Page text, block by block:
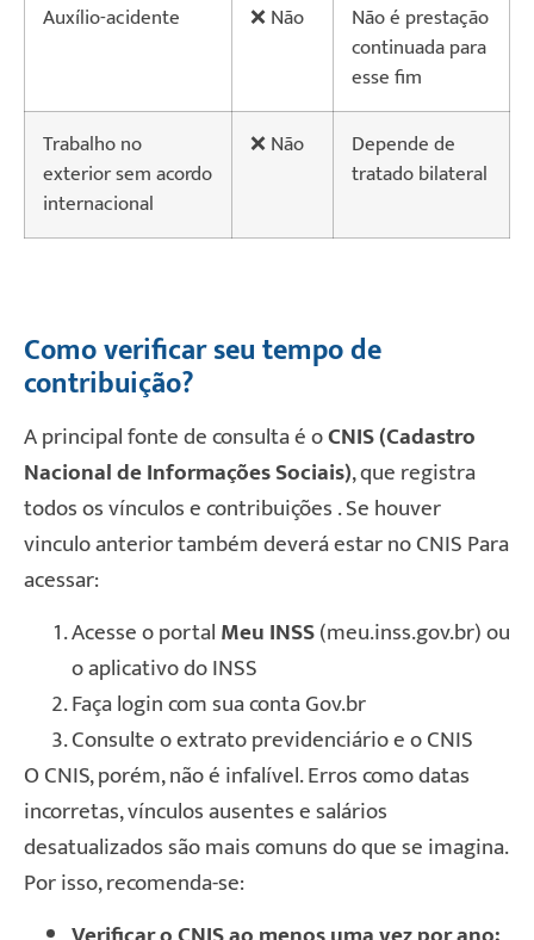
Auxílio-acidente
❌ Não
Não é prestação
continuada para
esse fim
Trabalho no
exterior sem acordo
internacional
❌ Não
Depende de
tratado bilateral
Como verificar seu tempo de
contribuição?
A principal fonte de consulta é oCNIS (Cadastro
Nacional de Informações Sociais), que registra
todos os vínculos e contribuições . Se houver
vinculo anterior também deverá estar no CNIS Para
acessar:
Acesse o portalMeu INSS(meu.inss.gov.br) ou
o aplicativo do INSS
Faça login com sua conta Gov.br
Consulte o extrato previdenciário e o CNIS
O CNIS, porém, não é infalível. Erros como datas
incorretas, vínculos ausentes e salários
desatualizados são mais comuns do que se imagina.
Por isso, recomenda-se: